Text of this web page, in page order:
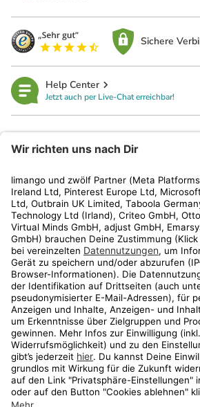
Sichere
Help Center
Jetzt auch per Live-Chat erreichbar!
Kundenservice
Shop
Aktionen
Travel